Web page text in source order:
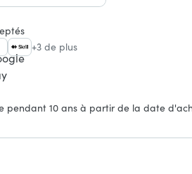
+3 de plus
pendant 10 ans à partir de la date